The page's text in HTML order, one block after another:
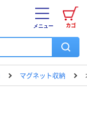
カゴ
メニュー
マグネット収納